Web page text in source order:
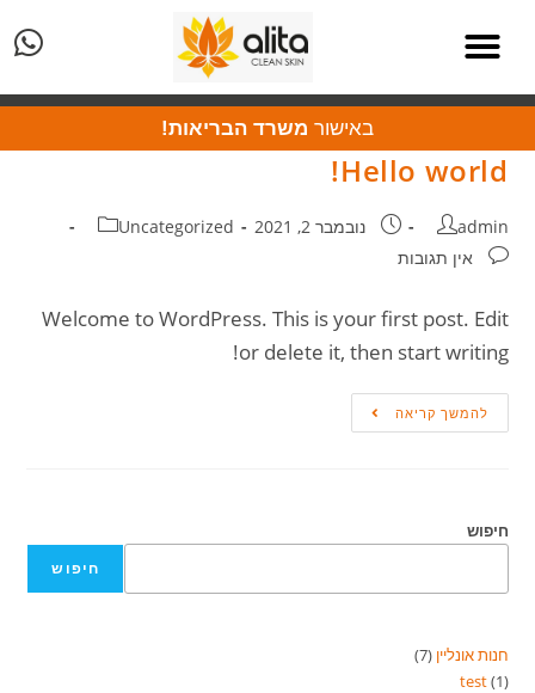
באישור משרד הבריאות!
Hello world!
admin נובמבר 2, 2021
Uncategorized
אין תגובות
Welcome to WordPress. This is your first post. Edit
or delete it, then start writing!
להמשך קריאה
חיפוש
חיפוש
חנות אונליין 7
test 1